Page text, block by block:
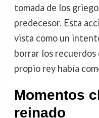
tomada de los
predecesor. Esta
vista como un
borrar los recuerdos
propio rey había
Momentos
reinado